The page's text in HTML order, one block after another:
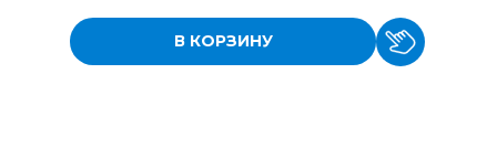
В КОРЗИНУ